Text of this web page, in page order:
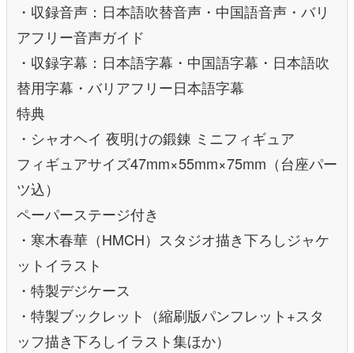
・収録音声：日本語吹替音声・中国語音声・バリ
アフリー音声ガイド
・収録字幕：日本語字幕・中国語字幕・日本語吹
替用字幕・バリアフリー日本語字幕
特典
・シャオヘイ 夜明けの鍛錬 ミニフィギュア
フィギュアサイズ47mm×55mm×75mm（台座パー
ツ込）
ペーパーステージ付き
・寒木春華（HMCH）スタジオ描き下ろしジャケ
ットイラスト
・特製デジケース
・特製ブックレット（縮刷版パンフレット+スタ
ッフ描き下ろしイラスト集ほか）